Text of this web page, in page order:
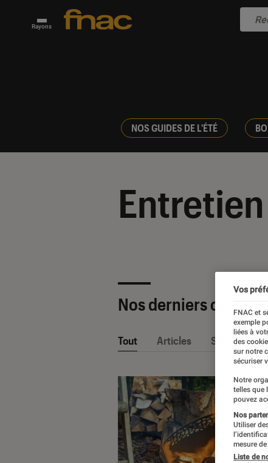
Rayons
NOS GUIDES DE L'ÉTÉ
Nos derniers contenus
Tout Articles Sélections
Vos
FNAC et
exemple
liées à
des
sur notre
sécuriser
Notre
telles que
pouvez
Nos
Utiliser
mesure
Liste de